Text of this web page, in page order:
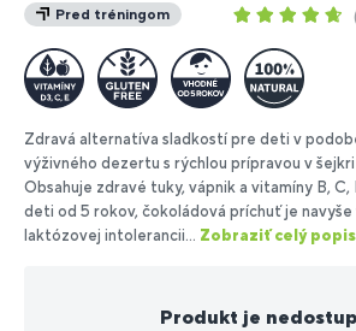
Pred tréningom
Zdravá alternatíva sladkostí pre deti v
výživného dezertu s rýchlou prípravou v
Obsahuje zdravé tuky, vápnik a vitamíny B, C,
deti od 5 rokov, čokoládová príchuť je navyše
laktózovej intolerancii... Zobraziť celý popis
Produkt je